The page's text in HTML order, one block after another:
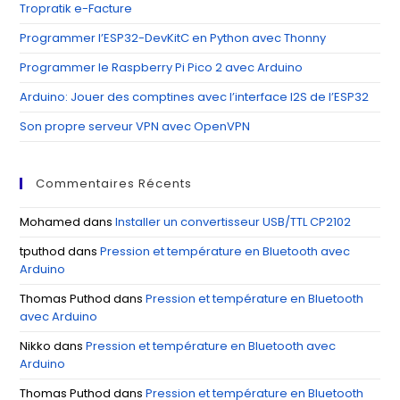
Tropratik e-Facture
Programmer l’ESP32-DevKitC en Python avec Thonny
Programmer le Raspberry Pi Pico 2 avec Arduino
Arduino: Jouer des comptines avec l’interface I2S de l’ESP32
Son propre serveur VPN avec OpenVPN
Commentaires Récents
Mohamed dansInstaller un convertisseur USB/TTL CP2102
tputhod dansPression et température en Bluetooth avec
Arduino
Thomas Puthod dansPression et température en Bluetooth
avec Arduino
Nikko dansPression et température en Bluetooth avec
Arduino
Thomas Puthod dansPression et température en Bluetooth